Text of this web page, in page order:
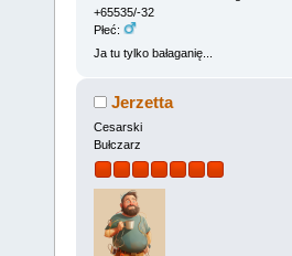
+65535/-32
Płeć:
Ja tu tylko bałaganię...
Jerzetta
Cesarski
Bułczarz